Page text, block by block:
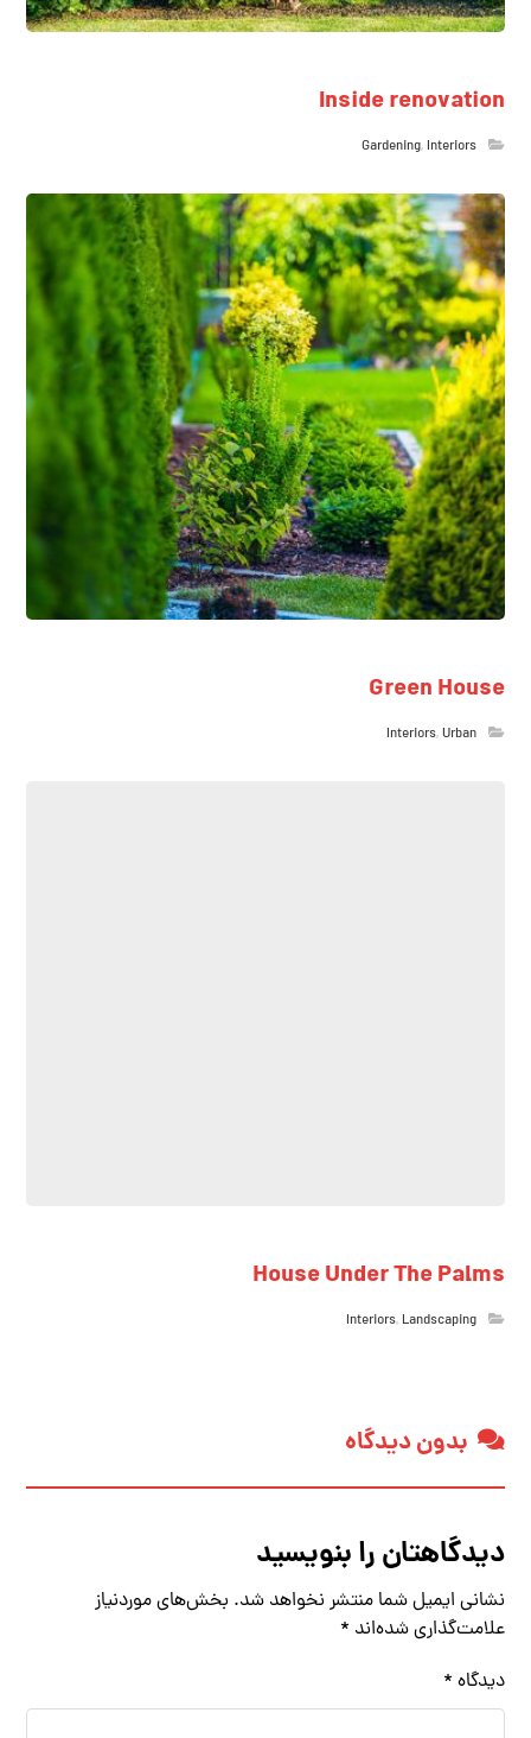
Inside renovation
Gardening, Interiors
Green House
Interiors,Urban
House Under The Palms
Interiors, Landscaping
بدون دیدگاه
دیدگاهتان را بنویسید
نشانی ایمیل شما منتشر نخواهد شد. بخش‌های موردنیاز
علامت‌گذاری شده‌اند *
دیدگاه *